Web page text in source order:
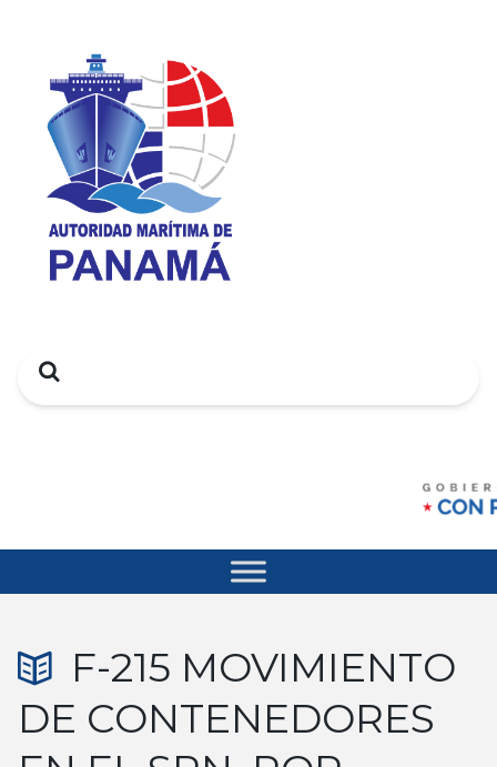
Search
F-215 MOVIMIENTO
DE CONTENEDORES